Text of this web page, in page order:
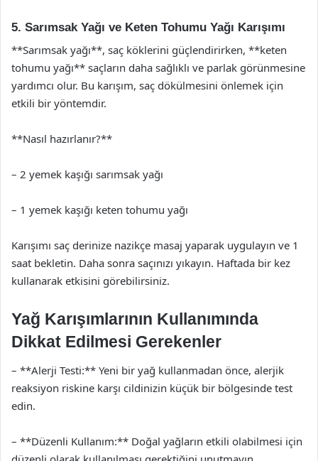
5. Sarımsak Yağı ve Keten Tohumu Yağı Karışımı
**Sarımsak yağı**, saç köklerini güçlendirirken, **keten
tohumu yağı** saçların daha sağlıklı ve parlak görünmesine
yardımcı olur. Bu karışım, saç dökülmesini önlemek için
etkili bir yöntemdir.
**Nasıl hazırlanır?**
– 2 yemek kaşığı sarımsak yağı
– 1 yemek kaşığı keten tohumu yağı
Karışımı saç derinize nazikçe masaj yaparak uygulayın ve 1
saat bekletin. Daha sonra saçınızı yıkayın. Haftada bir kez
kullanarak etkisini görebilirsiniz.
Yağ Karışımlarının Kullanımında
Dikkat Edilmesi Gerekenler
– **Alerji Testi:** Yeni bir yağ kullanmadan önce, alerjik
reaksiyon riskine karşı cildinizin küçük bir bölgesinde test
edin.
– **Düzenli Kullanım:** Doğal yağların etkili olabilmesi için